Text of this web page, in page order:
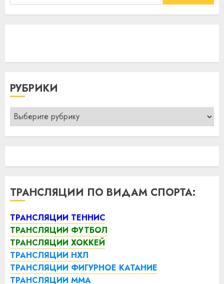
РУБРИКИ
Рубрики
ТРАНСЛЯЦИИ ПО ВИДАМ СПОРТА:
ТРАНСЛЯЦИИ ТЕННИС
ТРАНСЛЯЦИИ ФУТБОЛ
ТРАНСЛЯЦИИ ХОККЕЙ
ТРАНСЛЯЦИИ НХЛ
ТРАНСЛЯЦИИ ФИГУРНОЕ КАТАНИЕ
ТРАНСЛЯЦИИ ММА